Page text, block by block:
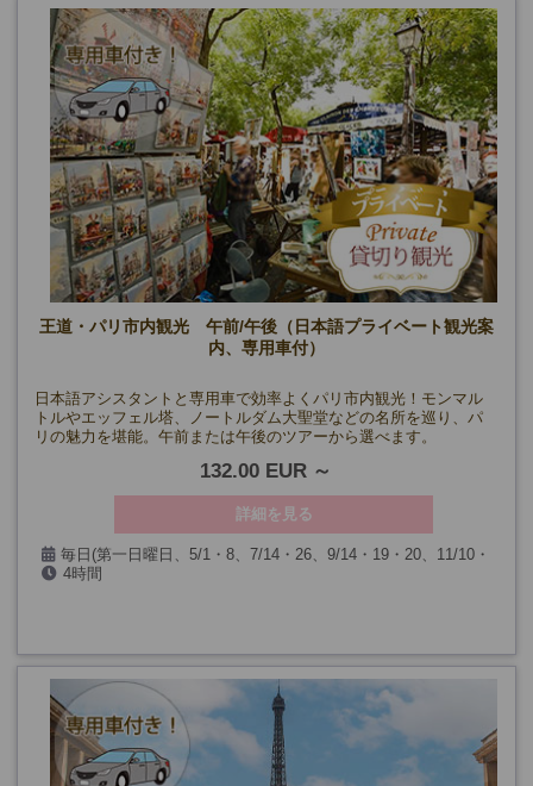
王道・パリ市内観光 午前/午後（日本語プライベート観光案
内、専用車付）
日本語アシスタントと専用車で効率よくパリ市内観光！モンマル
トルやエッフェル塔、ノートルダム大聖堂などの名所を巡り、パ
リの魅力を堪能。午前または午後のツアーから選べます。
132.00 EUR
詳細を見る
毎日(第一日曜日、5/1・8、7/14・26、9/14・19・20、11/10・
11、12/24・25・31、1/1を除く)
4時間